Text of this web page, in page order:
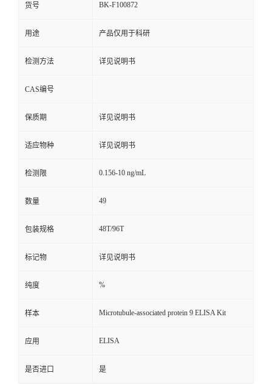
货号 BK-F100872
用途 产品仅用于科研
检测方法 详见说明书
CAS编号
保质期 详见说明书
适应物种 详见说明书
检测限 0.156-10 ng/mL
数量 49
包装规格 48T/96T
标记物 详见说明书
纯度 %
样本 Microtubule-associated protein 9 ELISA Kit
应用 ELISA
是否进口 是